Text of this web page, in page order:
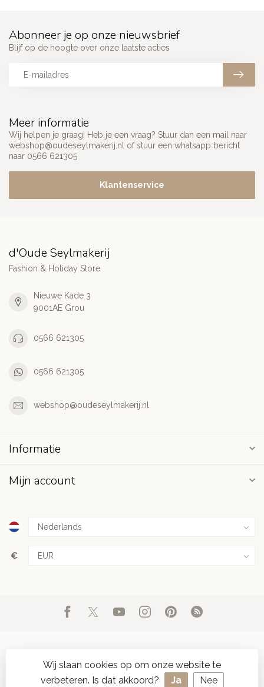
Meer informatie
Wij helpen je graag! Heb je een vraag? Stuur dan een mail naar
webshop@oudeseylmakerij.nl
of stuur een whatsapp bericht
naar 0566 621305
Klantenservice
Abonneer je op onze nieuwsbrief
Blijf op de hoogte over onze laatste acties
d'Oude Seylmakerij
Fashion & Holiday Store
Nieuwe Kade 3
9001AE Grou
0566 621305
0566 621305
webshop@oudeseylmakerij.nl
Informatie
Mijn account
€
© Copyright 2026 d'Oude Seylmakerij- Powered by Lightspeed
Wij slaan cookies op om onze website te
verbeteren. Is dat akkoord?
Ja Nee